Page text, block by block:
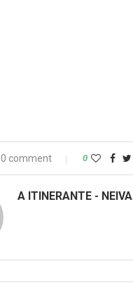
0 comment 0
A ITINERANTE - NEIVA